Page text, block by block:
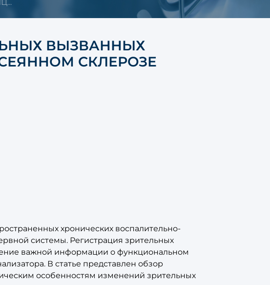
ВЫЗВАННЫХ
СКЛЕРОЗЕ
хронических воспалительно-
системы. Регистрация зрительных
важной информации о функциональном
В статье представлен обзор
особенностям изменений зрительных